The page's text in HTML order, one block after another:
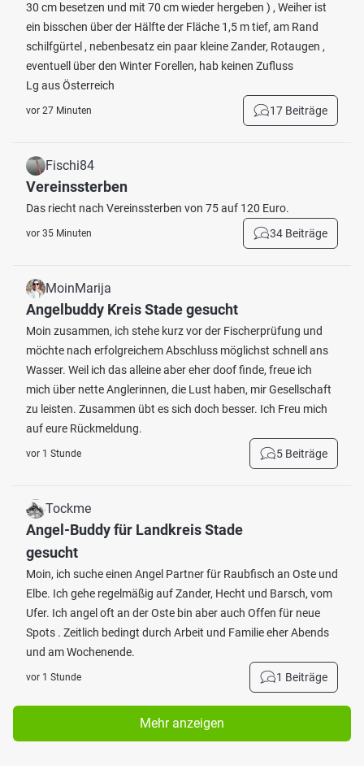
30 cm besetzen und mit 70 cm wieder hergeben ) , Weiher ist
ein bisschen über der Hälfte der Fläche 1,5 m tief, am Rand
schilfgürtel , nebenbesatz ein paar kleine Zander, Rotaugen ,
eventuell über den Winter Forellen, hab keinen Zufluss
Lg aus Österreich
vor 27 Minuten 17 Beiträge
Fischi84
Vereinssterben
Das riecht nach Vereinssterben von 75 auf 120 Euro.
vor 35 Minuten 34 Beiträge
MoinMarija
Angelbuddy Kreis Stade gesucht
Moin zusammen, ich stehe kurz vor der Fischerprüfung und
möchte nach erfolgreichem Abschluss möglichst schnell ans
Wasser. Weil ich das alleine aber eher doof finde, freue ich
mich über nette Anglerinnen, die Lust haben, mir Gesellschaft
zu leisten. Zusammen übt es sich doch besser. Ich Freu mich
auf eure Rückmeldung.
vor 1 Stunde 5 Beiträge
Tockme
Angel-Buddy für Landkreis Stade
gesucht
Moin, ich suche einen Angel Partner für Raubfisch an Oste und
Elbe. Ich gehe regelmäßig auf Zander, Hecht und Barsch, vom
Ufer. Ich angel oft an der Oste bin aber auch Offen für neue
Spots . Zeitlich bedingt durch Arbeit und Familie eher Abends
und am Wochenende.
vor 1 Stunde 1 Beiträge
Mehr anzeigen